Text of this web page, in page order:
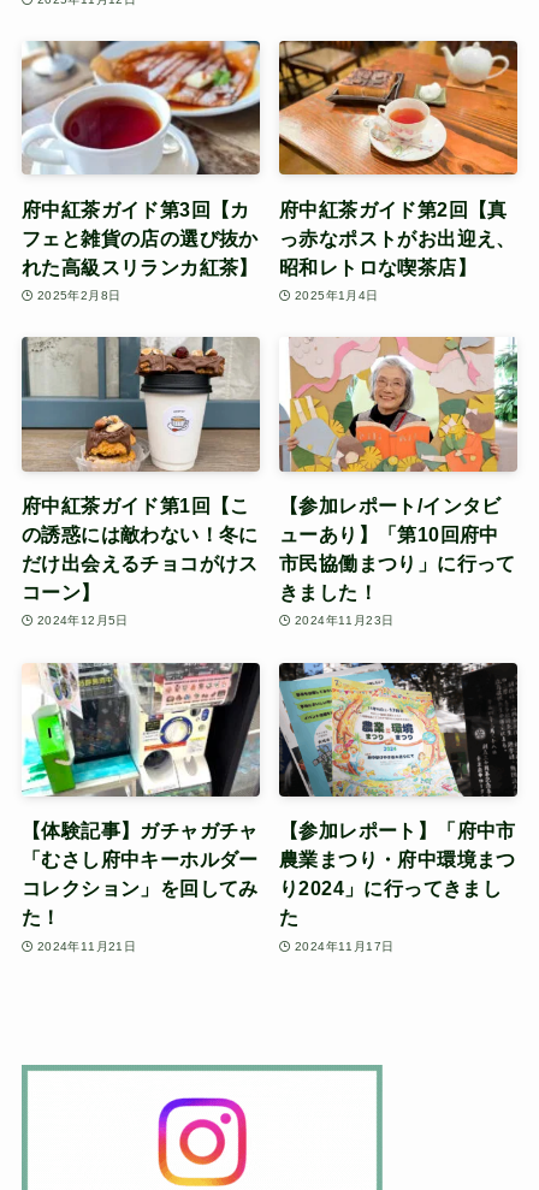
府中紅茶ガイド第3回【カ
フェと雑貨の店の選び抜か
れた高級スリランカ紅茶】
2025年2月8日
府中紅茶ガイド第2回【真
っ赤なポストがお出迎え、
昭和レトロな喫茶店】
2025年1月4日
府中紅茶ガイド第1回【こ
の誘惑には敵わない！冬に
だけ出会えるチョコがけス
コーン】
2024年12月5日
【参加レポート/インタビ
ューあり】「第10回府中
市民協働まつり」に行って
きました！
2024年11月23日
【体験記事】ガチャガチャ
「むさし府中キーホルダー
コレクション」を回してみ
た！
2024年11月21日
【参加レポート】「府中市
農業まつり・府中環境まつ
り2024」に行ってきまし
た
2024年11月17日